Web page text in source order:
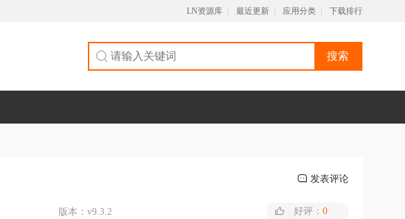
LN资源库 最近更新 应用分类 下载排行
搜索
发表评论
版本： v9.3.2
好评： 0